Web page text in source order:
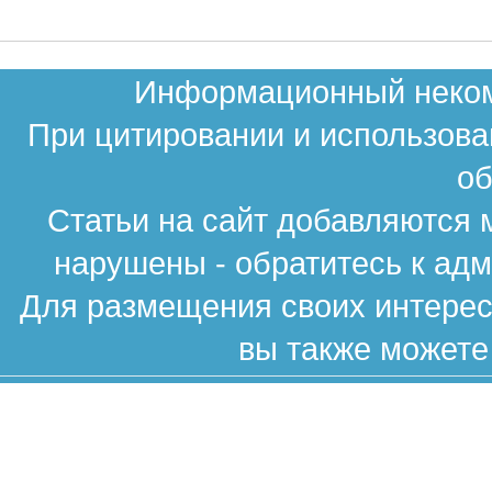
Информационный
При цитировании и
Статьи на сайт
нарушены - обратитесь к
Для размещения своих
вы также